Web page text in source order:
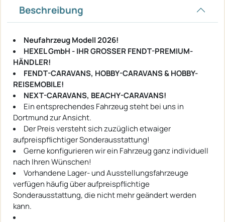
Beschreibung
Neufahrzeug Modell 2026!
HEXEL GmbH - IHR GROSSER FENDT-PREMIUM-
HÄNDLER!
FENDT-CARAVANS, HOBBY-CARAVANS & HOBBY-
REISEMOBILE!
NEXT-CARAVANS, BEACHY-CARAVANS!
Ein entsprechendes Fahrzeug steht bei uns in
Dortmund zur Ansicht.
Der Preis versteht sich zuzüglich etwaiger
aufpreispflichtiger Sonderausstattung!
Gerne konfigurieren wir ein Fahrzeug ganz individuell
nach Ihren Wünschen!
Vorhandene Lager- und Ausstellungsfahrzeuge
verfügen häufig über aufpreispflichtige
Sonderausstattung, die nicht mehr geändert werden
kann.